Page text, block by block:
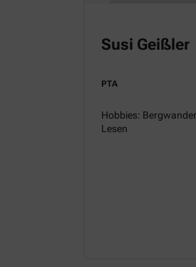
Susi Geißler
PTA
Hobbies:
Lesen